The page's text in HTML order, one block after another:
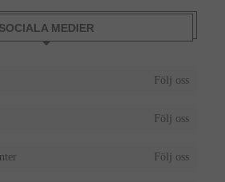
SOCIALA MEDIER
Följ oss
Följ oss
Följ oss